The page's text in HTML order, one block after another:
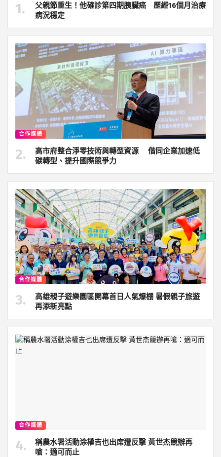
父親節重生！他確診第四期胰臟癌 歷經16個月治療
病況穩定
合作媒體
高市府整合淨零技術與轉型資源 偕同企業加速低
碳轉型、提升國際競爭力
合作媒體
高雄親子遊樂園區開幕首日人氣爆棚 暑假親子旅遊
再添新亮點
合作媒體
稱農水署活動涂權吉也出席遭反擊 黃世杰競辦再
嗆：適可而止